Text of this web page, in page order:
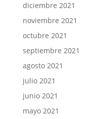
diciembre 2021
noviembre 2021
octubre 2021
septiembre 2021
agosto 2021
julio 2021
junio 2021
mayo 2021